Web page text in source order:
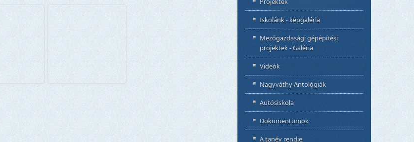
Iskolánk - képgaléria
Mezőgazdasági gépépítési
projektek - Galéria
Videók
Nagyváthy Antológiák
Autósiskola
Dokumentumok
A tanév rendje